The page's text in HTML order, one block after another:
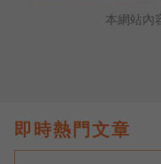
本網站內
即時熱門文章